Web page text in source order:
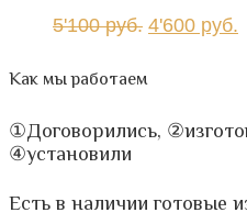
5'100руб. 4'600 руб.
Как мы работаем
①Договорились,
④установили
Есть в наличии готовые